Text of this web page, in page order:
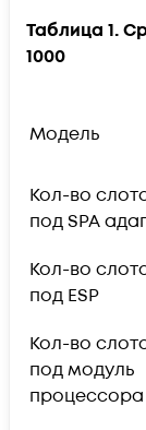
Таблица 1.
1000
Модель
Кол-во
под SPA
Кол-во
под ESP
Кол-во
под модуль
процессора